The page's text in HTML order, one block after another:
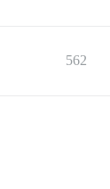
562